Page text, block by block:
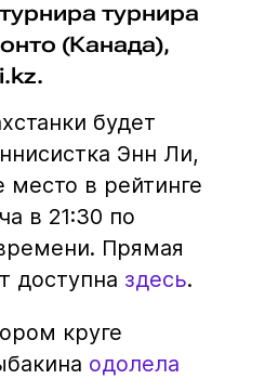
турнира
(Канада),
будет
Энн Ли,
в рейтинге
в 21:30 по
Прямая
доступна здесь.
круге
одолела